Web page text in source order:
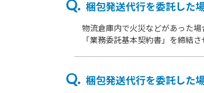
梱包発送代行を委託した
物流倉庫内で火災などがあった
「業務委託基本契約書」を締結さ
梱包発送代行を委託した